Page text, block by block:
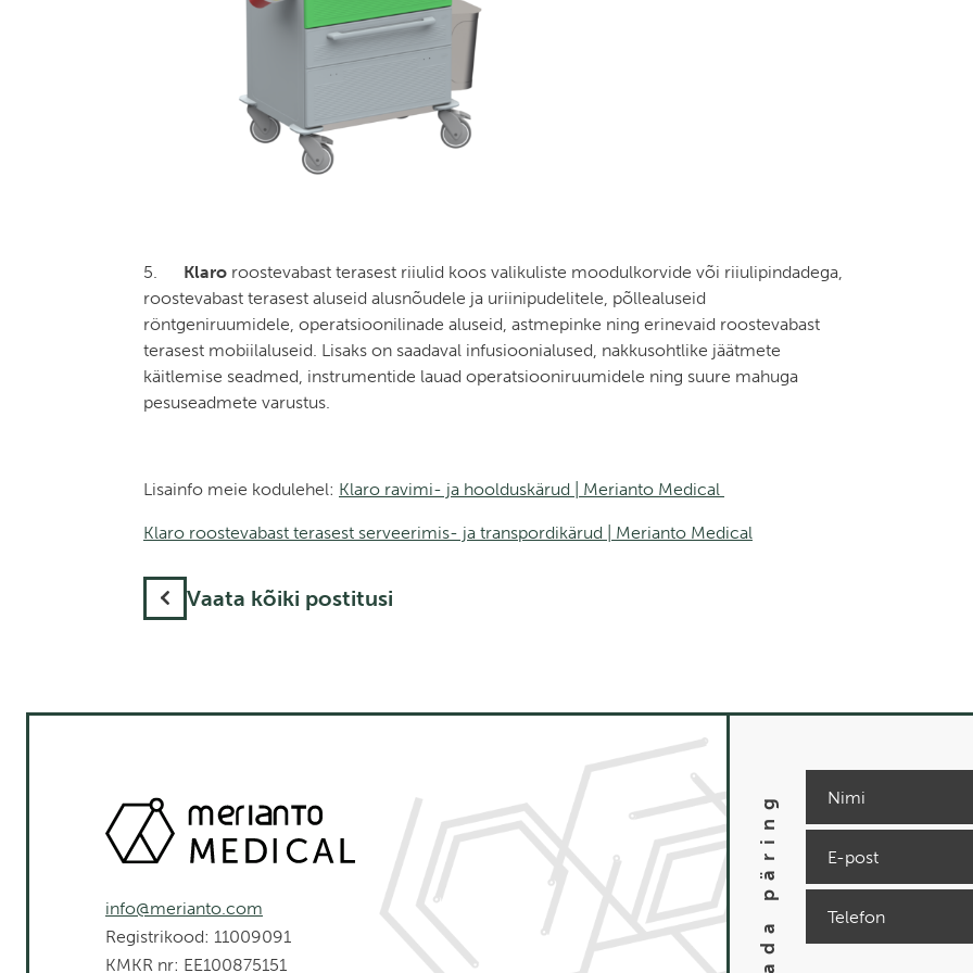
5. Klaro roostevabast terasest riiulid koos valikuliste moodulkorvide või riiulipindadega,
roostevabast terasest aluseid alusnõudele ja uriinipudelitele, põllealuseid
röntgeniruumidele, operatsioonilinade aluseid, astmepinke ning erinevaid roostevabast
terasest mobiilaluseid. Lisaks on saadaval infusioonialused, nakkusohtlike jäätmete
käitlemise seadmed, instrumentide lauad operatsiooniruumidele ning suure mahuga
pesuseadmete varustus.
Lisainfo meie kodulehel: Klaro ravimi- ja hoolduskärud | Merianto Medical
Klaro roostevabast terasest serveerimis- ja transpordikärud | Merianto Medical
Vaata kõiki postitusi
info@merianto.com
Registrikood: 11009091
KMKR nr: EE100875151
Saada päring